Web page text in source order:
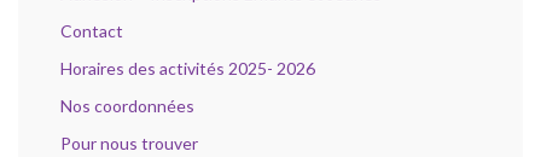
Contact
Horaires des activités 2025- 2026
Nos coordonnées
Pour nous trouver